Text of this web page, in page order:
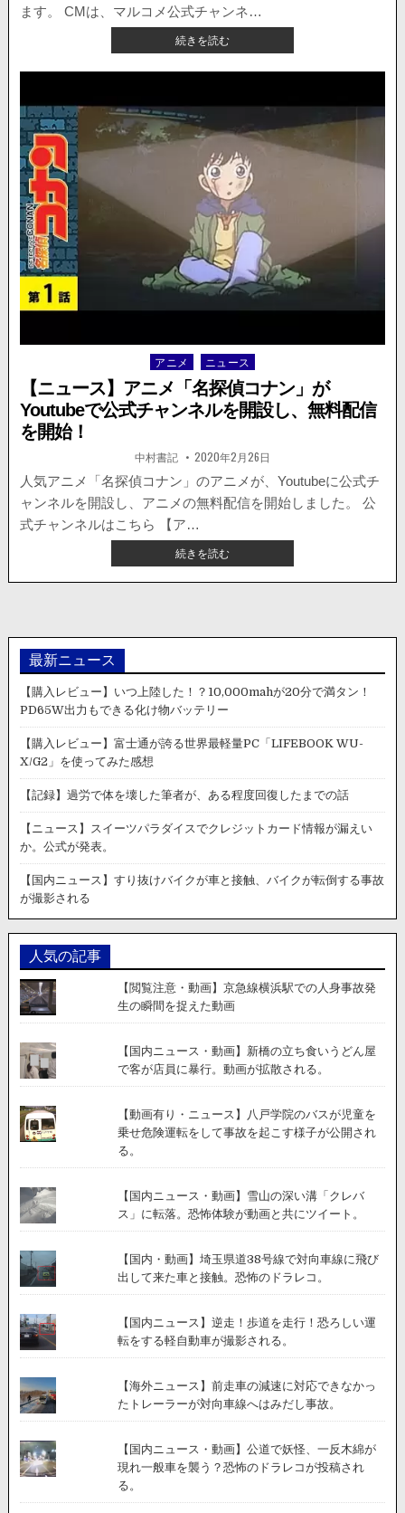
ます。 CMは、マルコメ公式チャンネ…
続きを読む【動
画
有
ニ
ー
ス】
マ
ル
コ
メ
の
CM
が
と
て
感
動
す
る
と
題
に。
こ
れ
モ
い。
Posted
in
アニメ ニュース
【ニュース】アニメ「名探偵コナン」が
Youtubeで公式チャンネルを開設し、無料配信
を開始！
著
者:
中村書記 掲
載
日：
2020年2月26日
人気アニメ「名探偵コナン」のアニメが、Youtubeに公式チ
ャンネルを開設し、アニメの無料配信を開始しました。 公
式チャンネルはこちら 【ア…
続きを読む【ニ
ュ
ー
ニ
「名
探
コ
ナ
が
YOUTUBE
公
ャ
設
し、
無
配
信
を
始！
最新ニュース
【購入レビュー】いつ上陸した！？10,000mahが20分で満タン！
PD65W出力もできる化け物バッテリー
【購入レビュー】富士通が誇る世界最軽量PC「LIFEBOOK WU-
X/G2」を使ってみた感想
【記録】過労で体を壊した筆者が、ある程度回復したまでの話
【ニュース】スイーツパラダイスでクレジットカード情報が漏えい
か。公式が発表。
【国内ニュース】すり抜けバイクが車と接触、バイクが転倒する事故
が撮影される
人気の記事
【閲覧注意・動画】京急線横浜駅での人身事故発
生の瞬間を捉えた動画
【国内ニュース・動画】新橋の立ち食いうどん屋
で客が店員に暴行。動画が拡散される。
【動画有り・ニュース】八戸学院のバスが児童を
乗せ危険運転をして事故を起こす様子が公開され
る。
【国内ニュース・動画】雪山の深い溝「クレバ
ス」に転落。恐怖体験が動画と共にツイート。
【国内・動画】埼玉県道38号線で対向車線に飛び
出して来た車と接触。恐怖のドラレコ。
【国内ニュース】逆走！歩道を走行！恐ろしい運
転をする軽自動車が撮影される。
【海外ニュース】前走車の減速に対応できなかっ
たトレーラーが対向車線へはみだし事故。
【国内ニュース・動画】公道で妖怪、一反木綿が
現れ一般車を襲う？恐怖のドラレコが投稿され
る。